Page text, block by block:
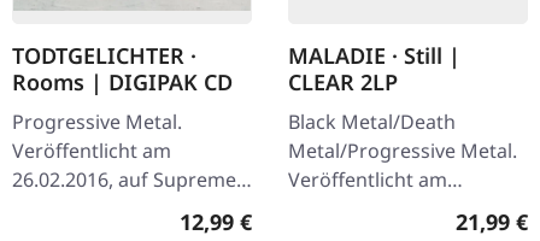
TODTGELICHTER ·
Rooms | DIGIPAK CD
Progressive Metal.
Veröffentlicht am
26.02.2016, auf Supreme
Chaos Records. LimitierteRegulärer Preis:
12,99 €
MALADIE · Still |
CLEAR 2LP
Black Metal/Death
Metal/Progressive Metal.
Veröffentlicht am
10.04.2015, auf Supreme
21,99 €